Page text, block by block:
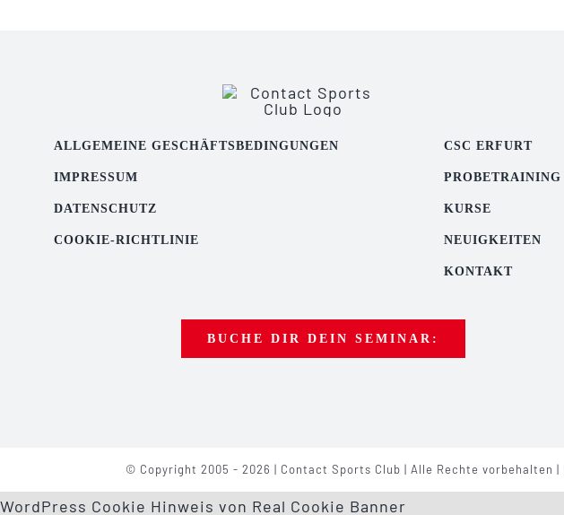
ALLGEMEINE GESCHÄFTSBEDINGUNGEN
IMPRESSUM
DATENSCHUTZ
COOKIE-RICHTLINIE
CSC ERFURT
PROBETRAINING
KURSE
NEUIGKEITEN
KONTAKT
BUCHE DIR DEIN SEMINAR:
© Copyright 2005 - 2026 | Contact Sports Club | Alle Rechte vorbehalten
WordPress Cookie Hinweis von Real Cookie Banner